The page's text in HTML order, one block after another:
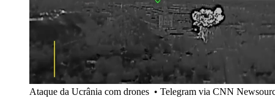
Ataque da Ucrânia com drones • Telegram via CNN